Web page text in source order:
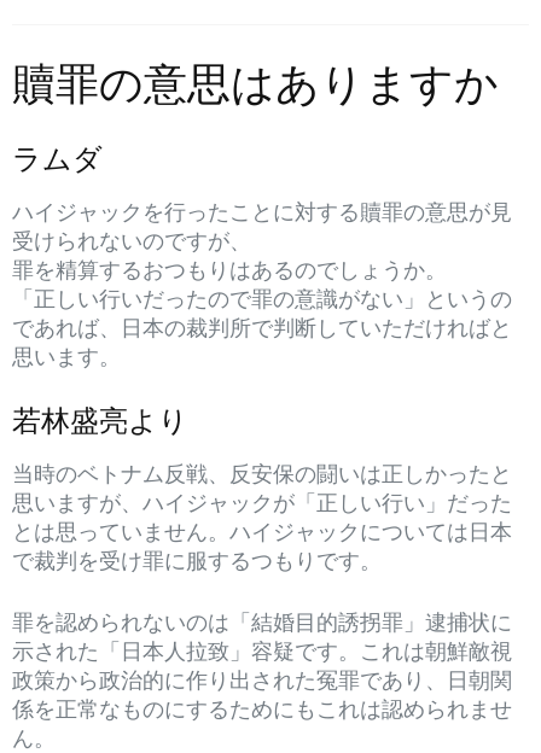
贖罪の意思はありますか
ラムダ
ハイジャックを行ったことに対する贖罪の意思が見
受けられないのですが、
罪を精算するおつもりはあるのでしょうか。
「正しい行いだったので罪の意識がない」というの
であれば、日本の裁判所で判断していただければと
思います。
若林盛亮より
当時のベトナム反戦、反安保の闘いは正しかったと
思いますが、ハイジャックが「正しい行い」だった
とは思っていません。ハイジャックについては日本
で裁判を受け罪に服するつもりです。
罪を認められないのは「結婚目的誘拐罪」逮捕状に
示された「日本人拉致」容疑です。これは朝鮮敵視
政策から政治的に作り出された冤罪であり、日朝関
係を正常なものにするためにもこれは認められませ
ん。